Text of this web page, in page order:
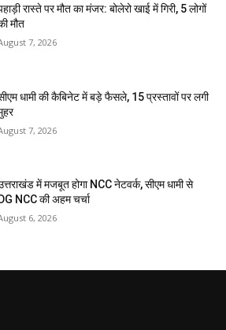
रास्ते पर मौत का मंजर: बोलेरो खाई में गिरी, 5 लोगों
मौत
7, 2026
धामी की कैबिनेट में बड़े फैसले, 15 प्रस्तावों पर लगी
7, 2026
में मजबूत होगा NCC नेटवर्क, सीएम धामी से
DG NCC की अहम चर्चा
6, 2026